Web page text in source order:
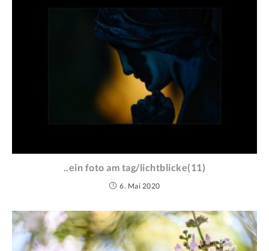
..ein foto am tag/lichtblicke(11)
6. Mai 2020